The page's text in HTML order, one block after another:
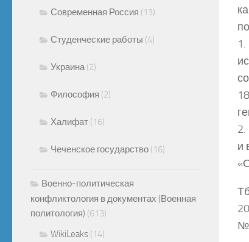
и
№
Современная Россия (13)
Студенческие работы (4)
Украина (2)
Философия (2)
Халифат (16)
Чеченское государство (16)
Военно-политическая
конфликтология в документах (Военная
политология) (613)
WikiLeaks (14)